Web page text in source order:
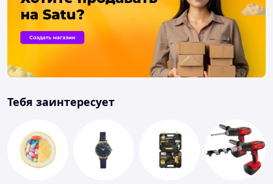
Тебя заинтересует